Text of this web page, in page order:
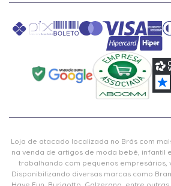
Loja de atacado localizada no Brás com
na venda de artigos de moda bebê, infantil
trabalhando com pequenos empresários,
Disponibilizando diversas marcas como